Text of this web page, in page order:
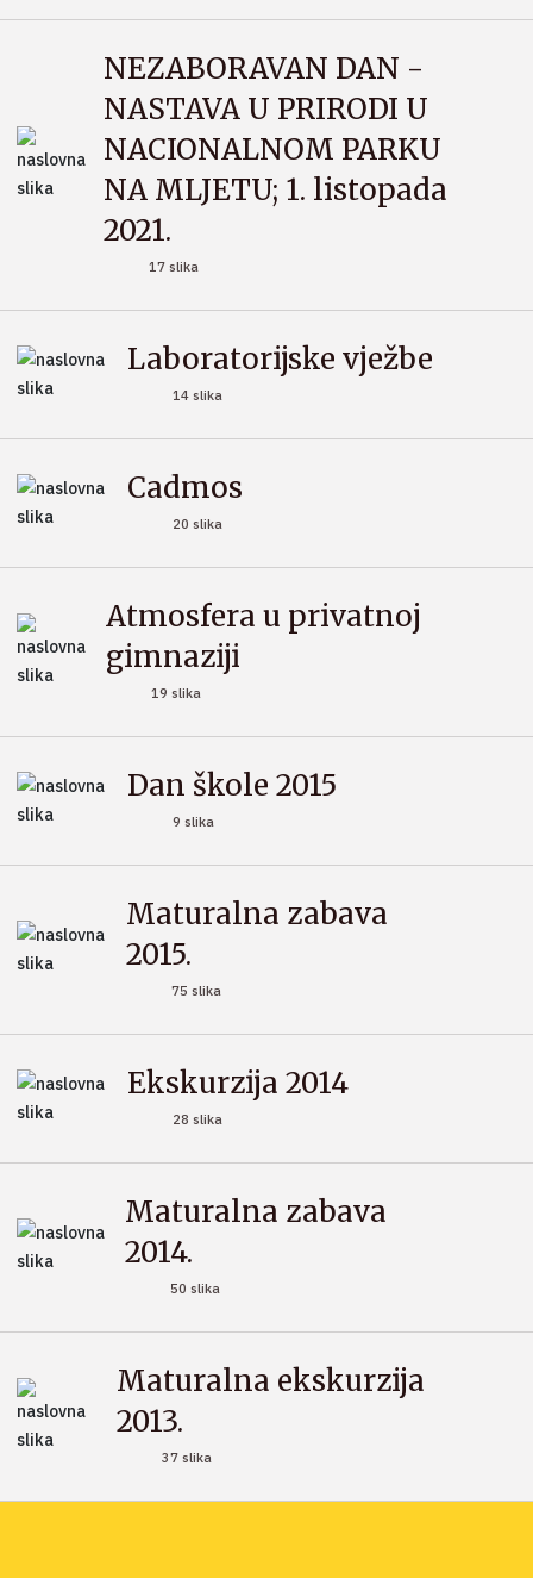
NEZABORAVAN DAN -
NASTAVA U PRIRODI U
NACIONALNOM PARKU
NA MLJETU; 1. listopada
2021.
17 slika
Laboratorijske vježbe
14 slika
Cadmos
20 slika
Atmosfera u privatnoj
gimnaziji
19 slika
Dan škole 2015
9 slika
Maturalna zabava
2015.
75 slika
Ekskurzija 2014
28 slika
Maturalna zabava
2014.
50 slika
Maturalna ekskurzija
2013.
37 slika